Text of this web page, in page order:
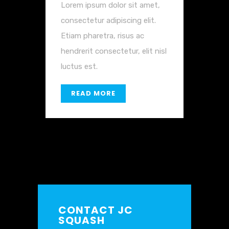
Lorem ipsum dolor sit amet,
consectetur adipiscing elit.
Etiam pharetra, risus ac
hendrerit consectetur, elit nisl
luctus est.
READ MORE
CONTACT JC
SQUASH